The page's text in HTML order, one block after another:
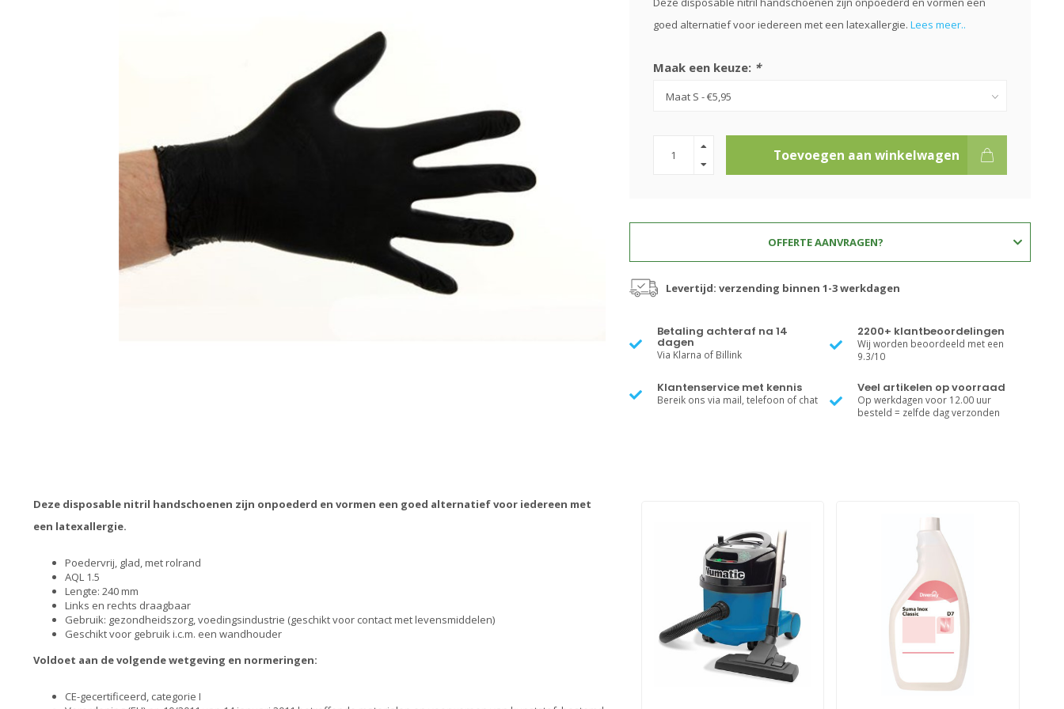
goed alternatief voor iedereen met een latexallergie. Lees meer..
Maak een keuze: *
Toevoegen aan winkelwagen
OFFERTE AANVRAGEN?
Levertijd: verzending binnen 1-3 werkdagen
Betaling achteraf na 14
dagen
Via Klarna of Billink
2200+ klantbeoordelingen
Wij worden beoordeeld met een
9.3/10
Klantenservice met kennis
Bereik ons via mail, telefoon of chat
Veel artikelen op voorraad
Op werkdagen voor 12.00 uur
besteld = zelfde dag verzonden
Deze disposable nitril handschoenen zijn onpoederd en vormen een goed alternatief voor iedereen met
een latexallergie.
Poedervrij, glad, met rolrand
AQL 1.5
Lengte: 240 mm
Links en rechts draagbaar
Gebruik: gezondheidszorg, voedingsindustrie (geschikt voor contact met levensmiddelen)
Geschikt voor gebruik i.c.m. een wandhouder
Voldoet aan de volgende wetgeving en normeringen:
CE-gecertificeerd, categorie I